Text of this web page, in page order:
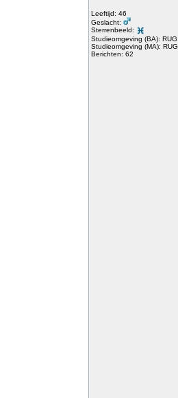
Leeftijd: 46
Geslacht:
Sterrenbeeld:
Studieomgeving (BA): RUG
Studieomgeving (MA): RUG
Berichten: 62